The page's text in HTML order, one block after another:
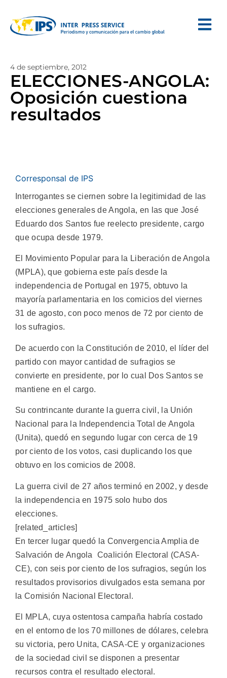
4 de septiembre, 2012
ELECCIONES-ANGOLA:
Oposición cuestiona
resultados
Corresponsal de IPS
Interrogantes se ciernen sobre la legitimidad de las
elecciones generales de Angola, en las que José
Eduardo dos Santos fue reelecto presidente, cargo
que ocupa desde 1979.
El Movimiento Popular para la Liberación de Angola
(MPLA), que gobierna este país desde la
independencia de Portugal en 1975, obtuvo la
mayoría parlamentaria en los comicios del viernes
31 de agosto, con poco menos de 72 por ciento de
los sufragios.
De acuerdo con la Constitución de 2010, el líder del
partido con mayor cantidad de sufragios se
convierte en presidente, por lo cual Dos Santos se
mantiene en el cargo.
Su contrincante durante la guerra civil, la Unión
Nacional para la Independencia Total de Angola
(Unita), quedó en segundo lugar con cerca de 19
por ciento de los votos, casi duplicando los que
obtuvo en los comicios de 2008.
La guerra civil de 27 años terminó en 2002, y desde
la independencia en 1975 solo hubo dos
elecciones.
[related_articles]
En tercer lugar quedó la Convergencia Amplia de
Salvación de Angola  Coalición Electoral (CASA-
CE), con seis por ciento de los sufragios, según los
resultados provisorios divulgados esta semana por
la Comisión Nacional Electoral.
El MPLA, cuya ostentosa campaña habría costado
en el entorno de los 70 millones de dólares, celebra
su victoria, pero Unita, CASA-CE y organizaciones
de la sociedad civil se disponen a presentar
recursos contra el resultado electoral.